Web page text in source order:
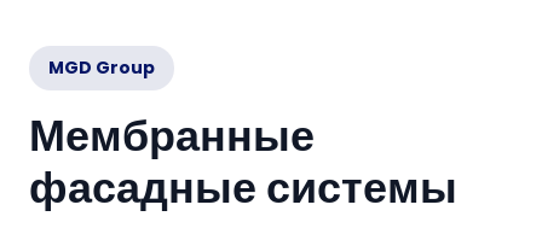
MGD Group
Мембранные
фасадные системы